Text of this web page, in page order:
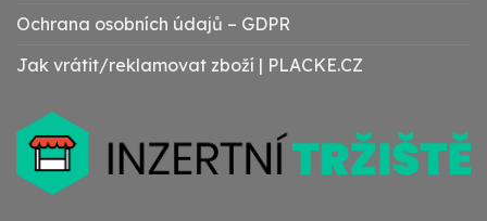
Ochrana osobních údajů – GDPR
Jak vrátit/reklamovat zboží | PLACKE.CZ